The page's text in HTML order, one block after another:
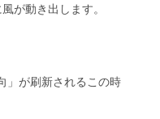
が動き出します。
」が刷新されるこの時